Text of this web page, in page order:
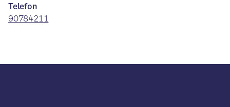
Telefon
90784211